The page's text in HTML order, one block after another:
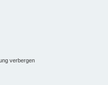
verbergen